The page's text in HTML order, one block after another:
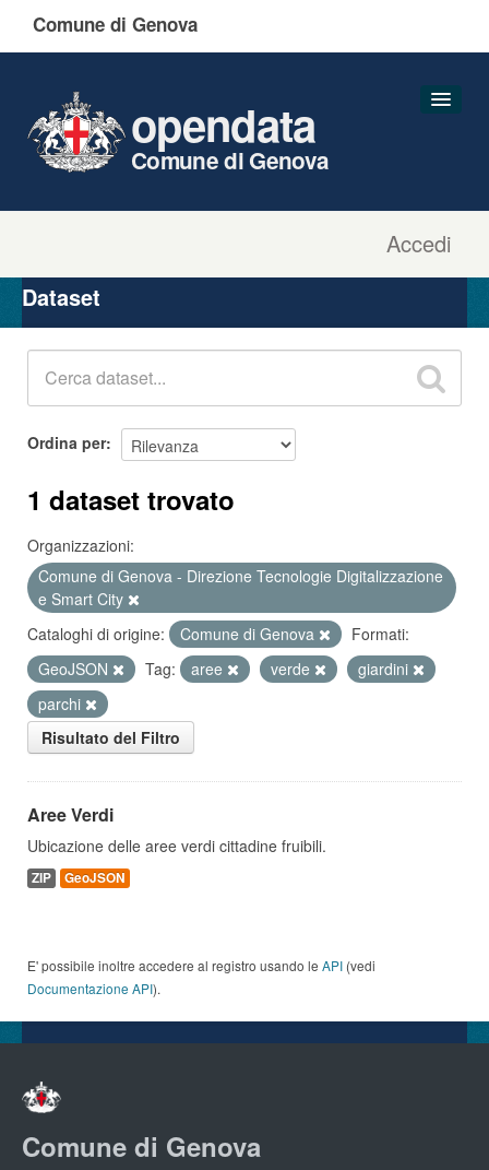
Comune di Genova
Accedi
opendata
Comune di Genova
Organizzazioni
Gruppi
Dataset
Ordina per
1 dataset trovato
Organizzazioni:
Comune di Genova - Direzione Tecnologie Digitalizzazione
e Smart City
Cataloghi di origine:
Comune di Genova
Formati:
GeoJSON
Tag: aree verde
giardini
parchi
Risultato del Filtro
Aree Verdi
Ubicazione delle aree verdi cittadine fruibili.
ZIP GeoJSON
E' possibile inoltre accedere al registro usando le API (vedi
Documentazione API).
Comune di Genova